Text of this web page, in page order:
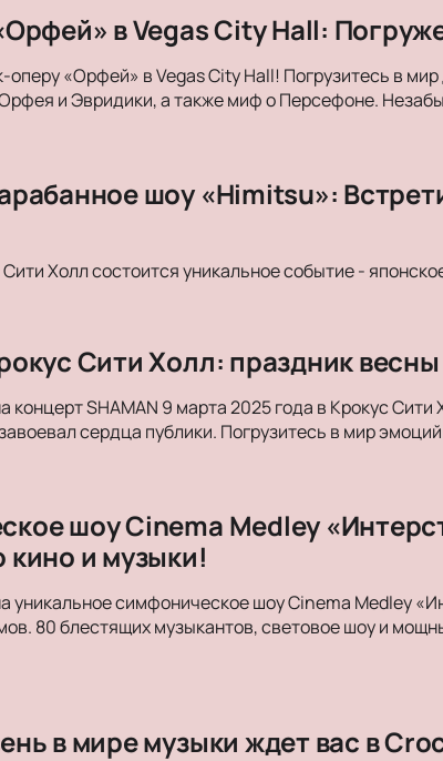
в Vegas City Hall:
оперу «Орфей» в Vegas City Hall! Погрузитесь в
и Эвридики, а также миф о Персефоне.
шоу «Himitsu»:
Холл состоится уникальное событие -
Сити Холл: праздник
концерт SHAMAN 9 марта 2025 года в Крокус
сердца публики. Погрузитесь в мир
шоу Cinema Medley
кино и музыки!
уникальное симфоническое шоу Cinema Medley
80 блестящих музыкантов, световое шоу и
в мире музыки ждет вас в